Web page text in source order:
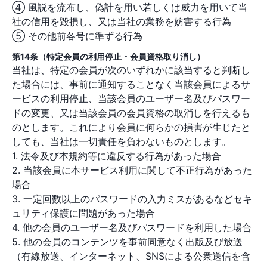
④ 風説を流布し、偽計を用い若しくは威力を用いて当
社の信用を毀損し、又は当社の業務を妨害する行為
⑤ その他前各号に準ずる行為
第14条（特定会員の利用停止・会員資格取り消し）
当社は、特定の会員が次のいずれかに該当すると判断し
た場合には、事前に通知することなく当該会員によるサ
ービスの利用停止、当該会員のユーザー名及びパスワー
ドの変更、又は当該会員の会員資格の取消しを行えるも
のとします。これにより会員に何らかの損害が生じたと
しても、当社は一切責任を負わないものとします。
1. 法令及び本規約等に違反する行為があった場合
2. 当該会員に本サービス利用に関して不正行為があった
場合
3. 一定回数以上のパスワードの入力ミスがあるなどセキ
ュリティ保護に問題があった場合
4. 他の会員のユーザー名及びパスワードを利用した場合
5. 他の会員のコンテンツを事前同意なく出版及び放送
（有線放送、インターネット、SNSによる公衆送信を含